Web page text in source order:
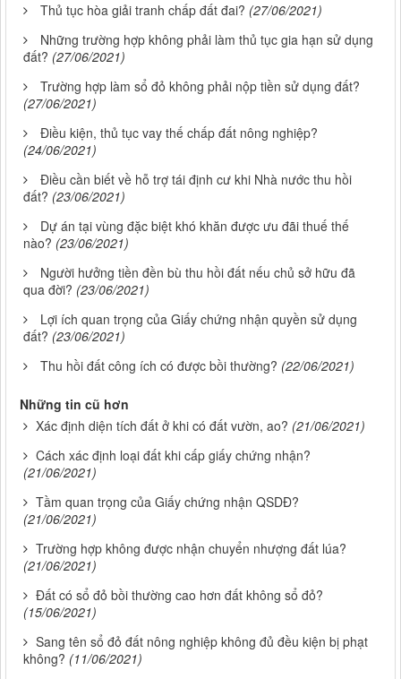
Thủ tục hòa giải tranh chấp đất đai? (27/06/2021)
Những trường hợp không phải làm thủ tục gia hạn sử dụng
đất? (27/06/2021)
Trường hợp làm sổ đỏ không phải nộp tiền sử dụng đất?
(27/06/2021)
Điều kiện, thủ tục vay thế chấp đất nông nghiệp?
(24/06/2021)
Điều cần biết về hỗ trợ tái định cư khi Nhà nước thu hồi
đất? (23/06/2021)
Dự án tại vùng đặc biệt khó khăn được ưu đãi thuế thế
nào? (23/06/2021)
Người hưởng tiền đền bù thu hồi đất nếu chủ sở hữu đã
qua đời? (23/06/2021)
Lợi ích quan trọng của Giấy chứng nhận quyền sử dụng
đất? (23/06/2021)
Thu hồi đất công ích có được bồi thường? (22/06/2021)
Những tin cũ hơn
Xác định diện tích đất ở khi có đất vườn, ao? (21/06/2021)
Cách xác định loại đất khi cấp giấy chứng nhận?
(21/06/2021)
Tầm quan trọng của Giấy chứng nhận QSDĐ?
(21/06/2021)
Trường hợp không được nhận chuyển nhượng đất lúa?
(21/06/2021)
Đất có sổ đỏ bồi thường cao hơn đất không sổ đỏ?
(15/06/2021)
Sang tên sổ đỏ đất nông nghiệp không đủ đều kiện bị phạt
không? (11/06/2021)